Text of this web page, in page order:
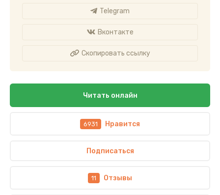
Telegram
Вконтакте
Скопировать ссылку
Читать онлайн
6931 Нравится
Подписаться
11 Отзывы